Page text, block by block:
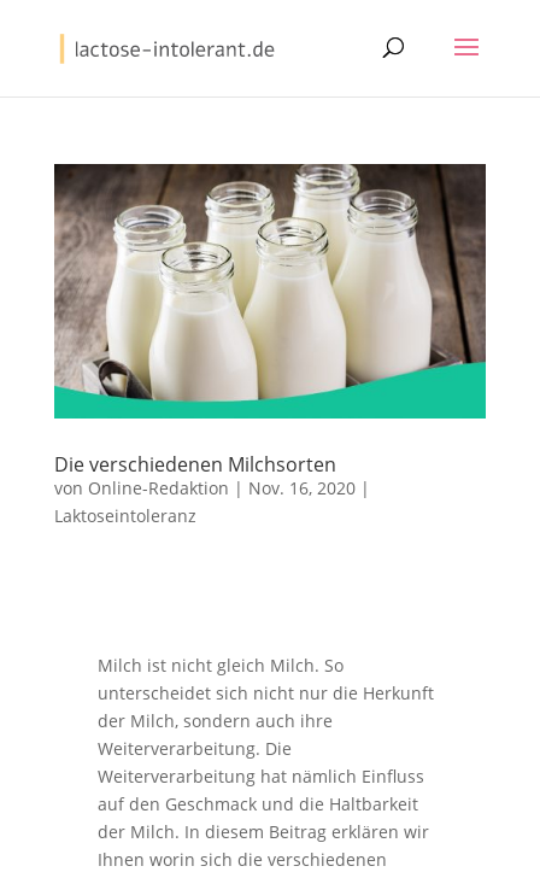
Die verschiedenen Milchsorten
von Online-Redaktion | Nov. 16, 2020|
Laktoseintoleranz
Milch ist nicht gleich Milch. So
unterscheidet sich nicht nur die Herkunft
der Milch, sondern auch ihre
Weiterverarbeitung. Die
Weiterverarbeitung hat nämlich Einfluss
auf den Geschmack und die Haltbarkeit
der Milch. In diesem Beitrag erklären wir
Ihnen worin sich die verschiedenen